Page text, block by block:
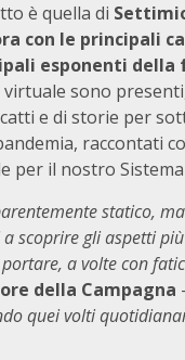
è quella di
con le principali
esponenti
sono
e di storie per
raccontati
per il nostro
statico,
scoprire gli aspetti
a volte con
della Campagna
quei volti